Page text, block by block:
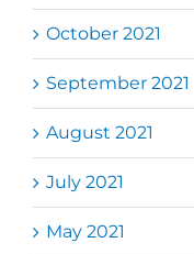
October 2021
September 2021
August 2021
July 2021
May 2021